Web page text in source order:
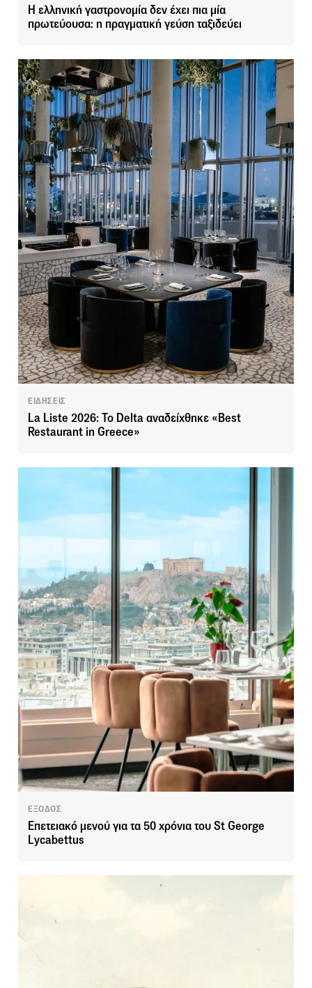
Η ελληνική γαστρονομία δεν έχει πια μία
πρωτεύουσα: η πραγματική γεύση ταξιδεύει
ΕΙΔΗΣΕΙΣ
La Liste 2026: Το Delta αναδείχθηκε «Best
Restaurant in Greece»
ΕΞΟΔΟΣ
Επετειακό μενού για τα 50 χρόνια του St George
Lycabettus